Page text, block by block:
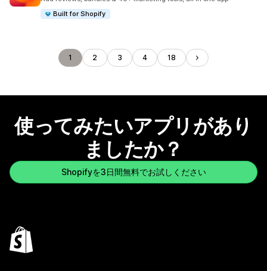
Built for Shopify
1 2 3 4 18
使ってみたいアプリがあり
ましたか？
Shopifyを3日間無料でお試しください